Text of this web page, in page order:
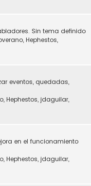
Sin tema definido
, Hephestos,
eventos, quedadas,
, Hephestos, jdaguilar,
en el funcionamiento
, Hephestos, jdaguilar,